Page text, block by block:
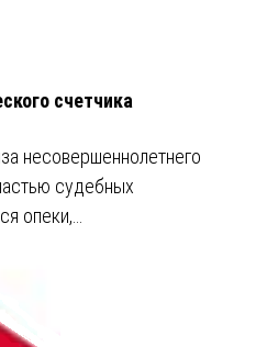
счетчика
несовершеннолетнего
судебных
опеки,…